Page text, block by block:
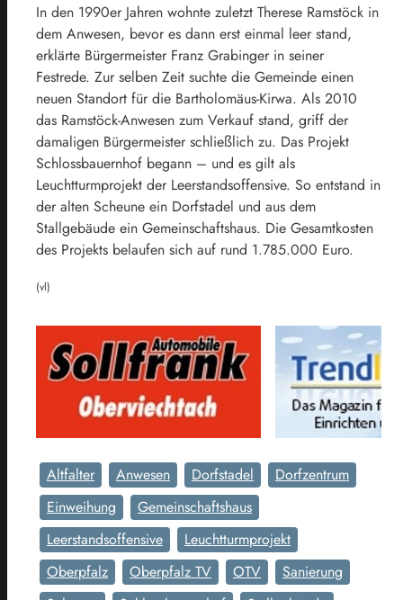
In den 1990er Jahren wohnte zuletzt Therese Ramstöck in
dem Anwesen, bevor es dann erst einmal leer stand,
erklärte Bürgermeister Franz Grabinger in seiner
Festrede. Zur selben Zeit suchte die Gemeinde einen
neuen Standort für die Bartholomäus-Kirwa. Als 2010
das Ramstöck-Anwesen zum Verkauf stand, griff der
damaligen Bürgermeister schließlich zu. Das Projekt
Schlossbauernhof begann – und es gilt als
Leuchtturmprojekt der Leerstandsoffensive. So entstand in
der alten Scheune ein Dorfstadel und aus dem
Stallgebäude ein Gemeinschaftshaus. Die Gesamtkosten
des Projekts belaufen sich auf rund 1.785.000 Euro.
(vl)
Altfalter Anwesen Dorfstadel
Dorfzentrum
Einweihung
Gemeinschaftshaus
Leerstandsoffensive
Leuchtturmprojekt
Oberpfalz
Oberpfalz TV OTV
Sanierung